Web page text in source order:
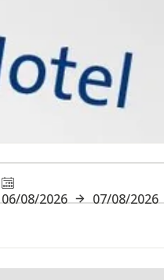
06/08/2026 07/08/2026